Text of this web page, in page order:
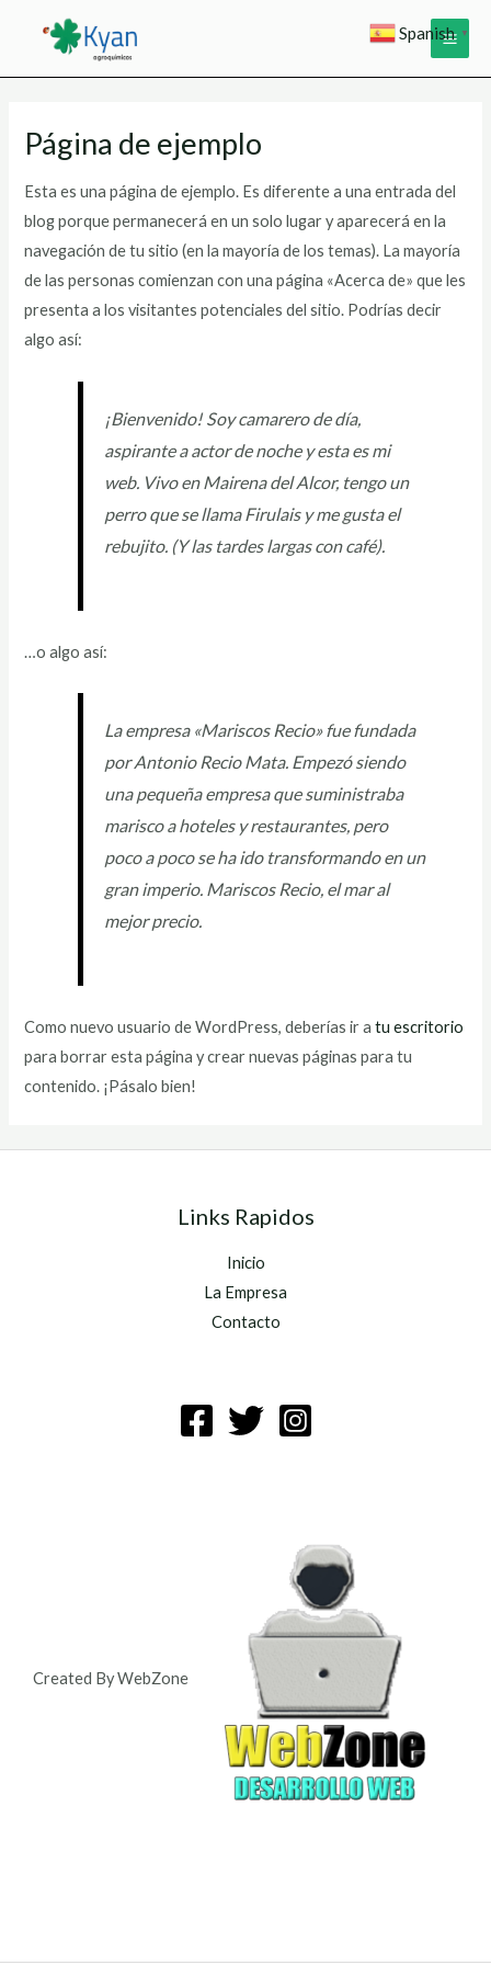
contenido
Página de ejemplo
Esta es una página de ejemplo. Es diferente a una entrada del
blog porque permanecerá en un solo lugar y aparecerá en la
navegación de tu sitio (en la mayoría de los temas). La mayoría
de las personas comienzan con una página «Acerca de» que les
presenta a los visitantes potenciales del sitio. Podrías decir
algo así:
¡Bienvenido! Soy camarero de día,
aspirante a actor de noche y esta es mi
web. Vivo en Mairena del Alcor, tengo un
perro que se llama Firulais y me gusta el
rebujito. (Y las tardes largas con café).
…o algo así:
La empresa «Mariscos Recio» fue fundada
por Antonio Recio Mata. Empezó siendo
una pequeña empresa que suministraba
marisco a hoteles y restaurantes, pero
poco a poco se ha ido transformando en un
gran imperio. Mariscos Recio, el mar al
mejor precio.
Como nuevo usuario de WordPress, deberías ir atu escritorio
para borrar esta página y crear nuevas páginas para tu
contenido. ¡Pásalo bien!
Links Rapidos
Inicio
La Empresa
Contacto
Created By WebZone
Spanish ▼